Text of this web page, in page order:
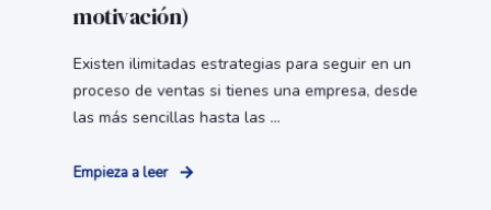
motivación)
Existen ilimitadas estrategias para seguir en un
proceso de ventas si tienes una empresa, desde
las más sencillas hasta las ...
Empieza a leer